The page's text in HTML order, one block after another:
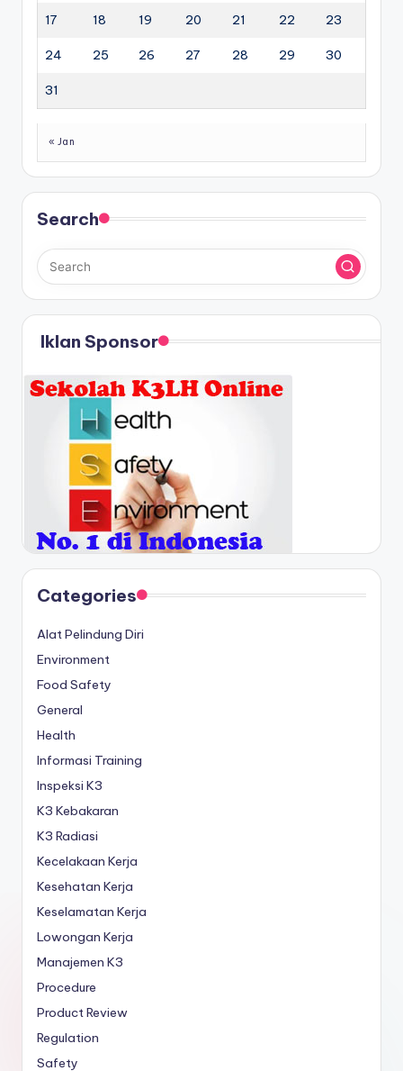
17 18 19 20 21 22 23
24 25 26 27 28 29 30
31
« Jan
Search
Iklan Sponsor
Categories
Alat Pelindung Diri
Environment
Food Safety
General
Health
Informasi Training
Inspeksi K3
K3 Kebakaran
K3 Radiasi
Kecelakaan Kerja
Kesehatan Kerja
Keselamatan Kerja
Lowongan Kerja
Manajemen K3
Procedure
Product Review
Regulation
Safety